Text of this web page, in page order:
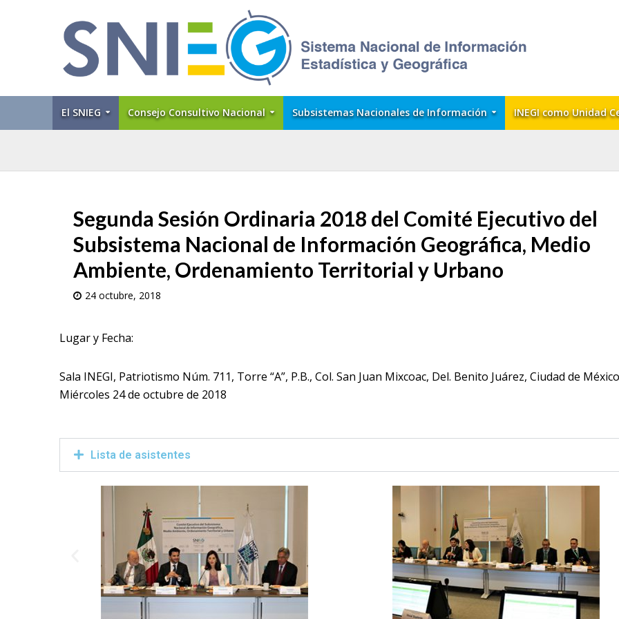
El SNIEG Consejo Consultivo Nacional Subsistemas Nacionales de Información INEGI como Unidad
Segunda Sesión Ordinaria 2018 del Comité Ejecutivo del
Subsistema Nacional de Información Geográfica, Medio
Ambiente, Ordenamiento Territorial y Urbano
24 octubre, 2018
Lugar y Fecha:
Sala INEGI, Patriotismo Núm. 711, Torre “A”, P.B., Col. San Juan Mixcoac, Del. Benito Juárez, Ciudad de
Miércoles 24 de octubre de 2018
Lista de asistentes